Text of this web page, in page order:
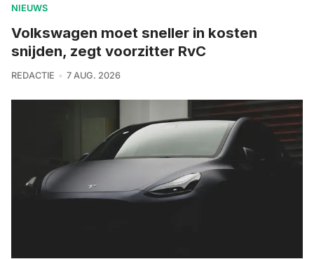
NIEUWS
Volkswagen moet sneller in kosten
snijden, zegt voorzitter RvC
REDACTIE 7 AUG. 2026